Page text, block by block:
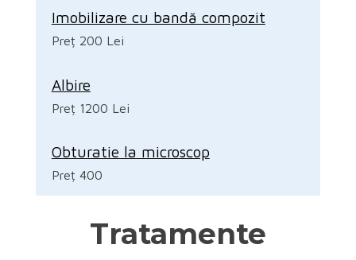
Imobilizare cu bandă compozit
Preț 200 Lei
Albire
Preț 1200 Lei
Obturatie la microscop
Preț 400
Tratamente